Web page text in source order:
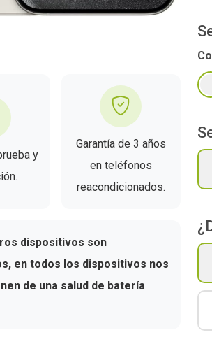
y
Garantía de 3 años
en teléfonos
reacondicionados.
dispositivos son
en todos los dispositivos nos
de una salud de batería